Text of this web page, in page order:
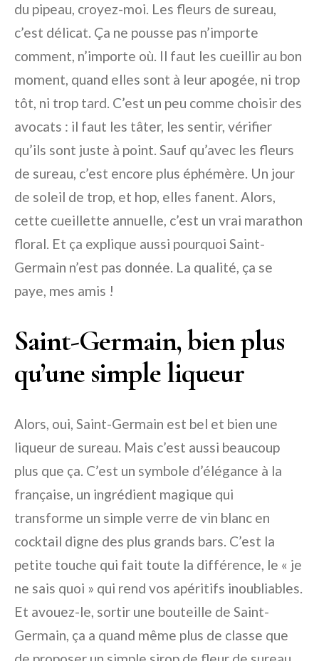
du pipeau, croyez-moi. Les fleurs de sureau,
c’est délicat. Ça ne pousse pas n’importe
comment, n’importe où. Il faut les cueillir au bon
moment, quand elles sont à leur apogée, ni trop
tôt, ni trop tard. C’est un peu comme choisir des
avocats : il faut les tâter, les sentir, vérifier
qu’ils sont juste à point. Sauf qu’avec les fleurs
de sureau, c’est encore plus éphémère. Un jour
de soleil de trop, et hop, elles fanent. Alors,
cette cueillette annuelle, c’est un vrai marathon
floral. Et ça explique aussi pourquoi Saint-
Germain n’est pas donnée. La qualité, ça se
paye, mes amis !
Saint-Germain, bien plus
qu’une simple liqueur
Alors, oui, Saint-Germain est bel et bien une
liqueur de sureau. Mais c’est aussi beaucoup
plus que ça. C’est un symbole d’élégance à la
française, un ingrédient magique qui
transforme un simple verre de vin blanc en
cocktail digne des plus grands bars. C’est la
petite touche qui fait toute la différence, le « je
ne sais quoi » qui rend vos apéritifs inoubliables.
Et avouez-le, sortir une bouteille de Saint-
Germain, ça a quand même plus de classe que